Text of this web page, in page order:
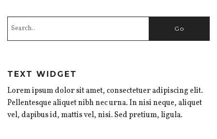
TEXT WIDGET
Lorem ipsum dolor sit amet, consectetuer adipiscing elit.
Pellentesque aliquet nibh nec urna. In nisi neque, aliquet
vel, dapibus id, mattis vel, nisi. Sed pretium, ligula.